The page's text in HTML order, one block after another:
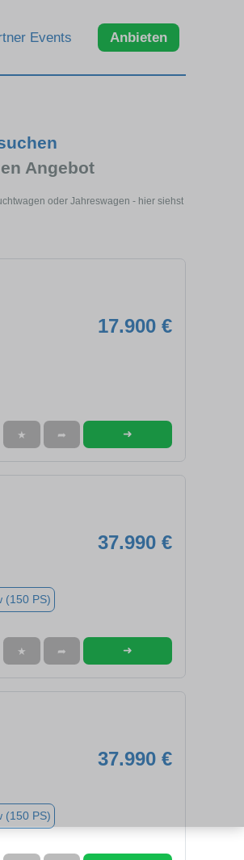
Events Anbieten
Angebot
oder Jahreswagen - hier siehst
17.900 €
★ ➦ ➜
37.990 €
(150 PS)
★ ➦ ➜
37.990 €
(150 PS)